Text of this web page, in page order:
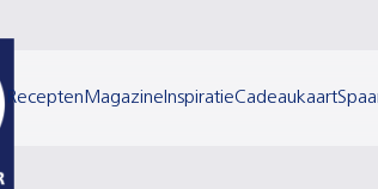
Recepten Magazine InspiratieCadeaukaart